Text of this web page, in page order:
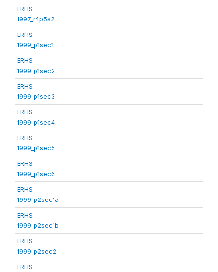
ERHS
1997_r4p5s2
ERHS
1999_p1sec1
ERHS
1999_p1sec2
ERHS
1999_p1sec3
ERHS
1999_p1sec4
ERHS
1999_p1sec5
ERHS
1999_p1sec6
ERHS
1999_p2sec1a
ERHS
1999_p2sec1b
ERHS
1999_p2sec2
ERHS